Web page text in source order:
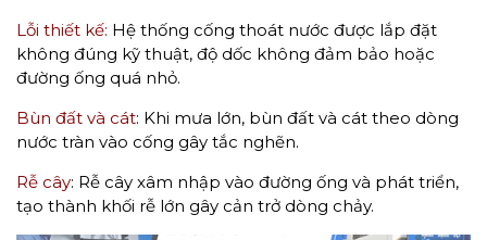
Lỗi thiết kế: Hệ thống cống thoát nước được lắp đặt
không đúng kỹ thuật, độ dốc không đảm bảo hoặc
đường ống quá nhỏ.
Bùn đất và cát: Khi mưa lớn, bùn đất và cát theo dòng
nước tràn vào cống gây tắc nghẽn.
Rễ cây: Rễ cây xâm nhập vào đường ống và phát triển,
tạo thành khối rễ lớn gây cản trở dòng chảy.